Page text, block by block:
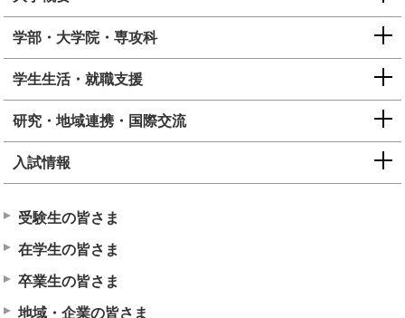
学部・大学院・専攻科
学生生活・就職支援
研究・地域連携・国際交流
入試情報
受験生の皆さま
在学生の皆さま
卒業生の皆さま
地域・企業の皆さま